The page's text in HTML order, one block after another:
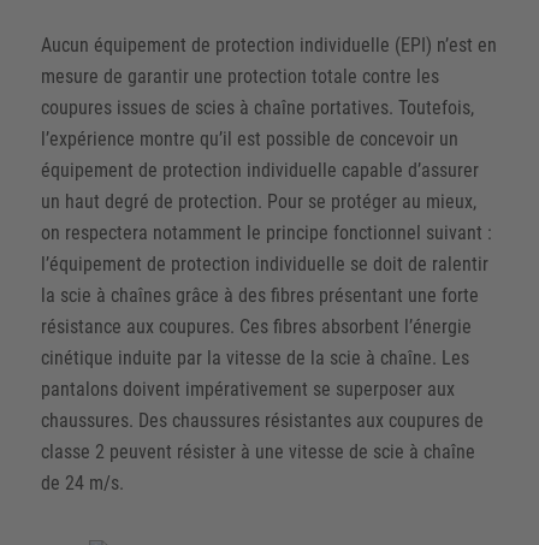
Aucun équipement de protection individuelle (EPI) n’est en
mesure de garantir une protection totale contre les
coupures issues de scies à chaîne portatives. Toutefois,
l’expérience montre qu’il est possible de concevoir un
équipement de protection individuelle capable d’assurer
un haut degré de protection. Pour se protéger au mieux,
on respectera notamment le principe fonctionnel suivant :
l’équipement de protection individuelle se doit de ralentir
la scie à chaînes grâce à des fibres présentant une forte
résistance aux coupures. Ces fibres absorbent l’énergie
cinétique induite par la vitesse de la scie à chaîne. Les
pantalons doivent impérativement se superposer aux
chaussures. Des chaussures résistantes aux coupures de
classe 2 peuvent résister à une vitesse de scie à chaîne
de 24 m/s.